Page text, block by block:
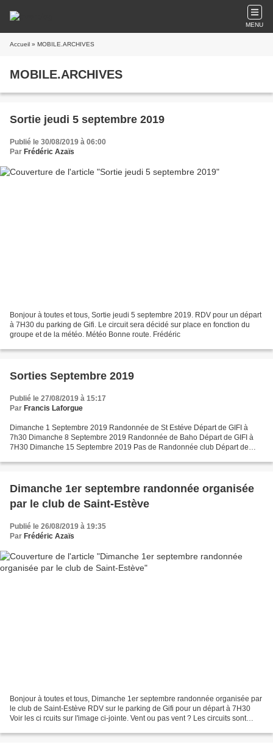
MENU
Accueil » MOBILE.ARCHIVES
MOBILE.ARCHIVES
Sortie jeudi 5 septembre 2019
Publié le 30/08/2019 à 06:00
Par Frédéric Azaïs
Bonjour à toutes et tous, Sortie jeudi 5 septembre 2019. RDV pour un départ
à 7H30 du parking de Gifi. Le circuit sera décidé sur place en fonction du
groupe et de la météo. Météo Bonne route. Frédéric
Sorties Septembre 2019
Publié le 27/08/2019 à 15:17
Par Francis Laforgue
Dimanche 1 Septembre 2019 Randonnée de St Estéve Départ de GIFI à
7h30 Dimanche 8 Septembre 2019 Randonnée de Baho Départ de GIFI à
7H30 Dimanche 15 Septembre 2019 Pas de Randonnée club Départ de
Dimanche 1er septembre randonnée organisée
par le club de Saint-Estève
Publié le 26/08/2019 à 19:35
Par Frédéric Azaïs
Bonjour à toutes et tous, Dimanche 1er septembre randonnée organisée par
le club de Saint-Estève RDV sur le parking de Gifi pour un départ à 7H30
Voir les ci rcuits sur l'image ci-jointe. Vent ou pas vent ? Les circuits sont